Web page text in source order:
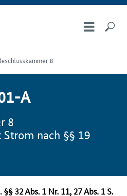
8
A
8
nach §§ 19
§§ 32Abs. 1 Nr. 11, 27Abs. 1 S.